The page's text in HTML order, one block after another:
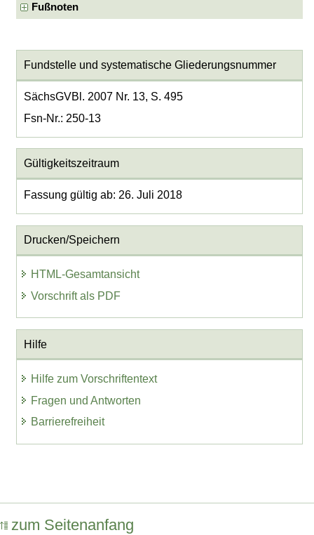
Fußnoten
Fundstelle und systematische Gliederungsnummer
SächsGVBl. 2007 Nr. 13, S. 495
Fsn-Nr.: 250-13
Gültigkeitszeitraum
Fassung gültig ab: 26. Juli 2018
Drucken/Speichern
HTML-Gesamtansicht
Vorschrift als PDF
Hilfe
Hilfe zum Vorschriftentext
Fragen und Antworten
Barrierefreiheit
zum Seitenanfang